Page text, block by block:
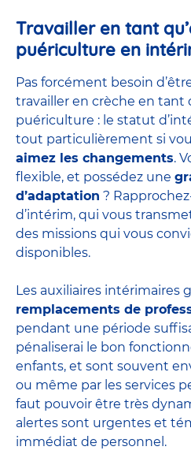
Travailler en tant
puériculture en
Pas forcément besoin
travailler en crèche en tant
puériculture : le statut
tout particulièrement si
aimez les changements.
flexible, et possédez une
d’adaptation ?
d’intérim, qui vous
des missions qui vous
disponibles.
Les auxiliaires intérimaires
remplacements de
pendant une période
pénaliserai le bon
enfants, et sont souvent
ou même par les services
faut pouvoir être très
alertes sont urgentes et
immédiat de personnel.